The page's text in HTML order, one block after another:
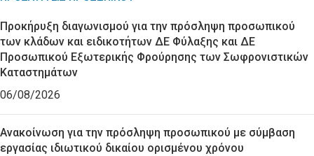
Προκήρυξη διαγωνισμού για την πρόσληψη προσωπικού
των κλάδων και ειδικοτήτων ΔΕ Φύλαξης και ΔΕ
Προσωπικού Εξωτερικής Φρούρησης των Σωφρονιστικών
Καταστημάτων
06/08/2026
Ανακοίνωση για την πρόσληψη προσωπικού με σύμβαση
εργασίας ιδιωτικού δικαίου ορισμένου χρόνου